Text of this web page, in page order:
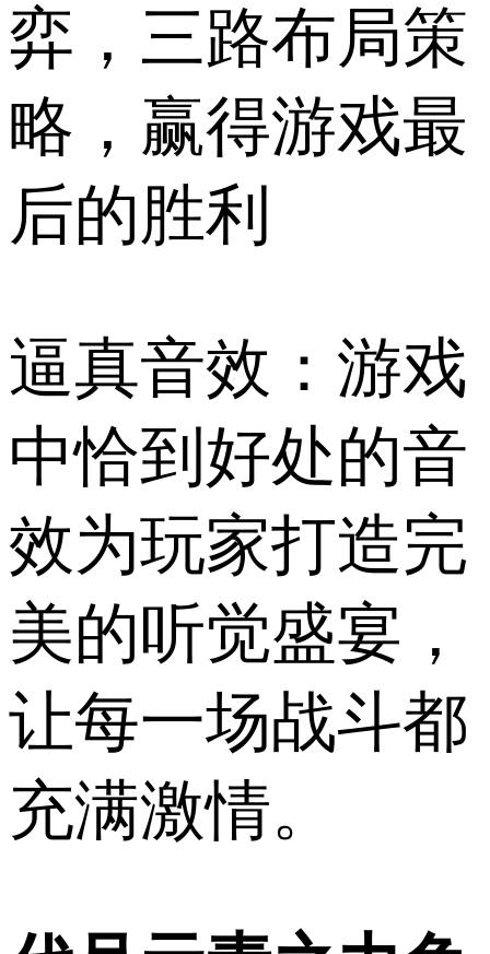
弈，三路布局策
略，赢得游戏最
后的胜利
逼真音效：游戏
中恰到好处的音
效为玩家打造完
美的听觉盛宴，
让每一场战斗都
充满激情。